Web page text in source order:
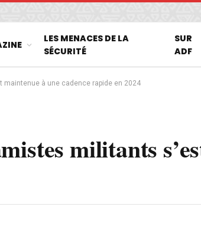
LES MENACES DE LA
SÉCURITÉ
SUR
ADF
à une cadence rapide en 2024
militants